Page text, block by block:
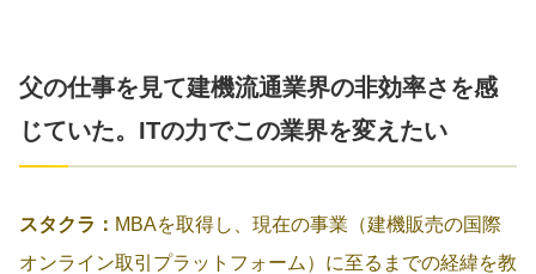
父の仕事を見て建機流通業界の非効率さを感
じていた。ITの力でこの業界を変えたい
スタクラ： MBAを取得し、現在の事業（建機販売の国際
オンライン取引プラットフォーム）に至るまでの経緯を教